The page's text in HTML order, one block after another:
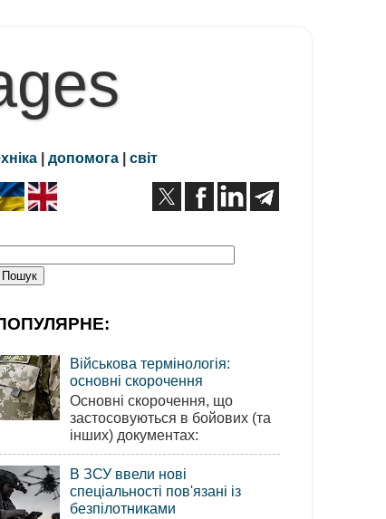
| допомога | світ
Військова термінологія:
основні скорочення
Основні скорочення, що
застосовуються в бойових (та
інших) документах:
В ЗСУ ввели нові
спеціальності пов'язані із
безпілотниками